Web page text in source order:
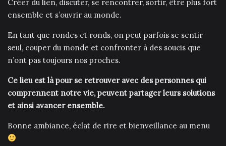
Créer du lien, discuter, se rencontrer, sortir, être plus fort
ensemble et s’ouvrir au monde.
En tant que rondes et ronds, on peut parfois se sentir
seul, couper du monde et confronter à des soucis que
n’ont pas toujours nos proches.
Ce lieu est là pour se retrouver avec des personnes qui
comprennent notre vie, peuvent partager leurs solutions
et ainsi avancer ensemble.
Bonne ambiance, éclat de rire et bienveillance au menu